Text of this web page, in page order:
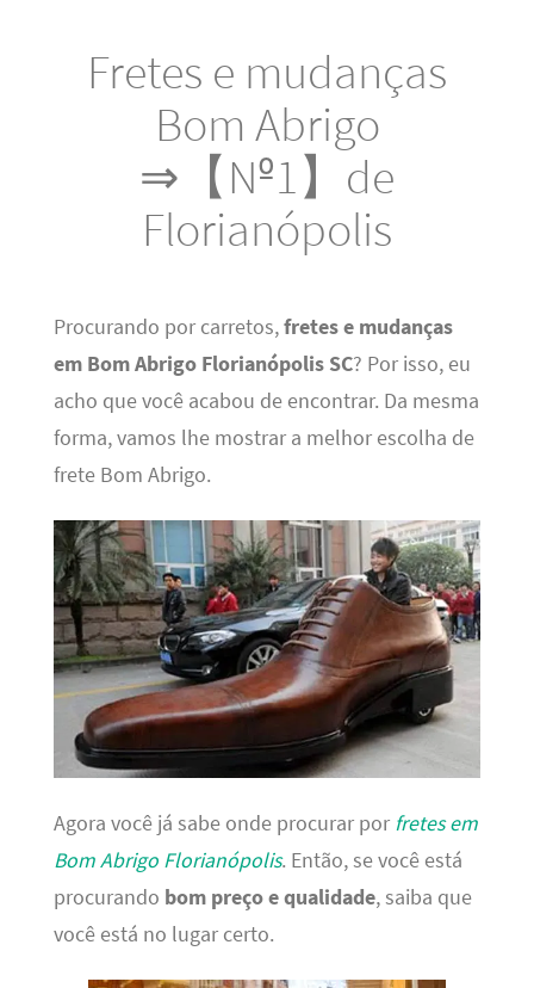
Fretes e mudanças
Bom Abrigo
⇒【Nº1】de
Florianópolis
Procurando por carretos,fretes e mudanças
em Bom Abrigo Florianópolis SC? Por isso, eu
acho que você acabou de encontrar. Da mesma
forma, vamos lhe mostrar a melhor escolha de
frete Bom Abrigo.
Agora você já sabe onde procurar por fretes em
Bom Abrigo Florianópolis. Então, se você está
procurando bom preço e qualidade, saiba que
você está no lugar certo.